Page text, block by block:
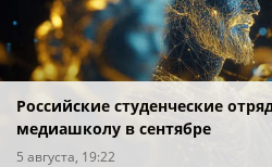
Российские студенческие
медиашколу в сентябре
5 августа, 19:22